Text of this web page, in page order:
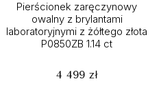
Pierścionek zaręczynowy
owalny z brylantami
laboratoryjnymi z żółtego złota
P0850ZB 1.14 ct
4 499 zł